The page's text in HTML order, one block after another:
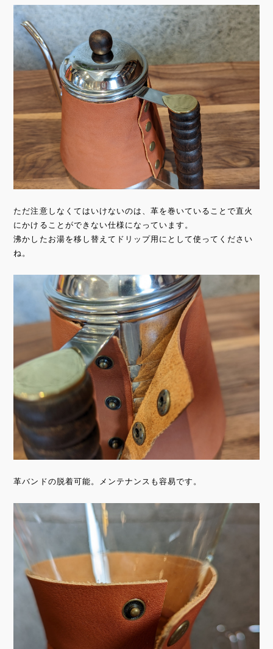
ただ注意しなくてはいけないのは、革を巻いていることで直火
にかけることができない仕様になっています。
沸かしたお湯を移し替えてドリップ用にとして使ってください
ね。
革バンドの脱着可能。メンテナンスも容易です。